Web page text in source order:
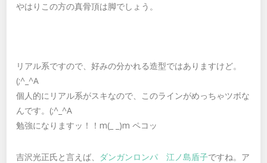
やはりこの方の真骨頂は脚でしょう。
リアル系ですので、好みの分かれる造型ではありますけど。
(;^_^A
個人的にリアル系がスキなので、このラインがめっちゃツボな
んです。(;^_^A
勉強になりますッ！！m(_ _)m ペコッ
吉沢光正氏と言えば、 ダンガンロンパ 江ノ島盾子ですね。ア